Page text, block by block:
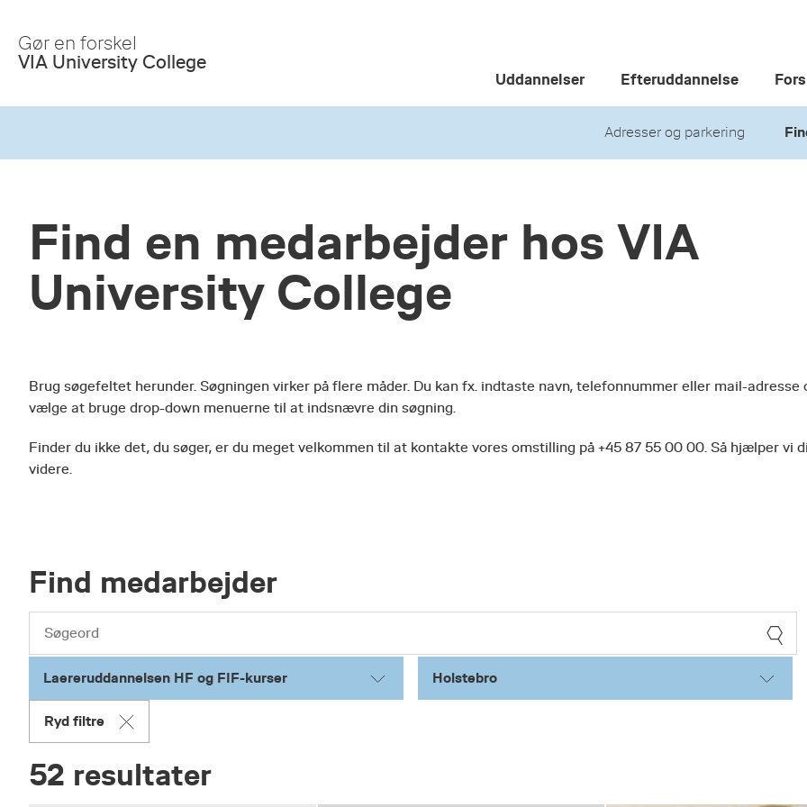
Main
Content
Gør en forskel
VIA University College
Uddannelser Efteruddannelse
Adresser og parkering
Find en medarbejder hos VIA
University College
Brug søgefeltet herunder. Søgningen virker på flere måder. Du kan fx. indtaste navn, telefonnummer eller mail-adresse
vælge at bruge drop-down menuerne til at indsnævre din søgning.
Finder du ikke det, du søger, er du meget velkommen til at kontakte vores omstilling på +45 87 55 00 00. Så hjælper vi
videre.
Find medarbejder
Laereruddannelsen HF og FIF-kurser Holstebro
Ryd filtre
52 resultater